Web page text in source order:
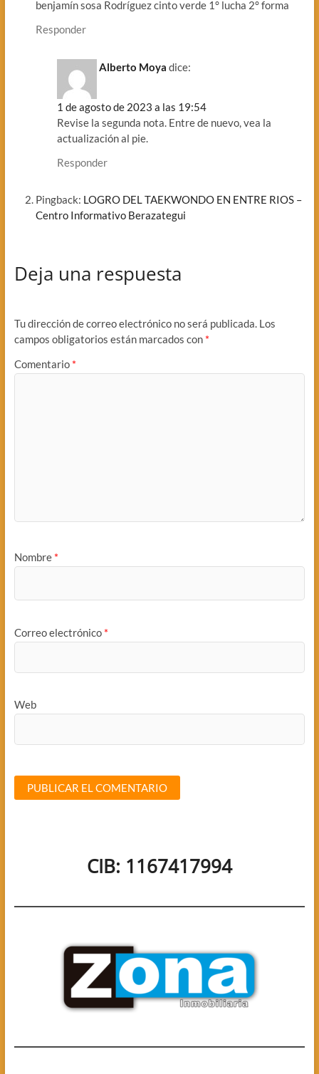
benjamín sosa Rodríguez cinto verde 1° lucha 2° forma
Responder
Alberto Moya dice:
1 de agosto de 2023 a las 19:54
Revise la segunda nota. Entre de nuevo, vea la
actualización al pie.
Responder
Pingback: LOGRO DEL TAEKWONDO EN ENTRE RIOS –
Centro Informativo Berazategui
Deja una respuesta
Tu dirección de correo electrónico no será publicada. Los
campos obligatorios están marcados con *
Comentario *
Nombre *
Correo electrónico *
Web
CIB: 1167417994